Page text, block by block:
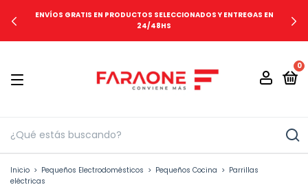
ENVÍOS GRATIS EN PRODUCTOS SELECCIONADOS Y ENTREGAS EN
24/48HS
0
Inicio > Pequeños Electrodomésticos > Pequeños Cocina > Parrillas
eléctricas